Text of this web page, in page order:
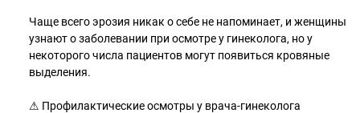
Чаще всего эрозия никак о себе не напоминает, и женщины
узнают о заболевании при осмотре у гинеколога, но у
некоторого числа пациентов могут появиться кровяные
выделения.
⚠ Профилактические осмотры у врача-гинеколога